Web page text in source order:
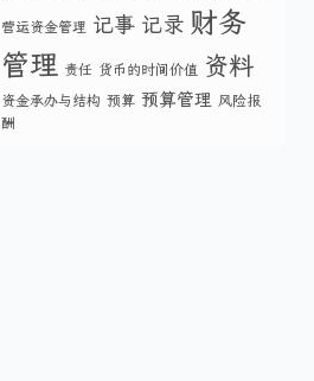
营运资金管理 记事 记录 财务
管理 责任 货币的时间价值 资料
资金承办与结构 预算 预算管理 风险报
酬